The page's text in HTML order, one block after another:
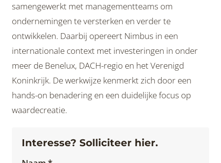
samengewerkt met managementteams om
ondernemingen te versterken en verder te
ontwikkelen. Daarbij opereert Nimbus in een
internationale context met investeringen in onder
meer de Benelux, DACH-regio en het Verenigd
Koninkrijk. De werkwijze kenmerkt zich door een
hands-on benadering en een duidelijke focus op
waardecreatie.
Interesse? Solliciteer hier.